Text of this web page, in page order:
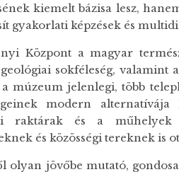
kiemelt bázisa lesz,
gyakorlati képzések és
Központ a magyar
sokféleség, valamint
múzeum jelenlegi, több
modern
raktárak és a műhelyek
és közösségi tereknek is
olyan jövőbe mutató,